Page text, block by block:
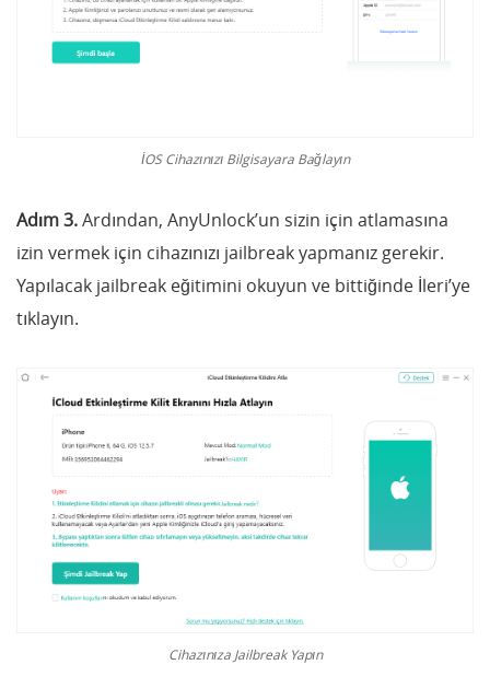
İOS Cihazınızı Bilgisayara Bağlayın
Adım 3.Ardından, AnyUnlock’un sizin için atlamasına
izin vermek için cihazınızı jailbreak yapmanız gerekir.
Yapılacak jailbreak eğitimini okuyun ve bittiğinde İleri’ye
tıklayın.
Cihazınıza Jailbreak Yapın